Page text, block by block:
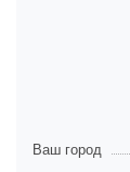
Ваш город